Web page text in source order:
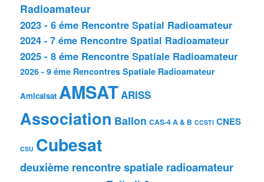
Radioamateur
2023 - 6 éme Rencontre Spatial Radioamateur
2024 - 7 éme Rencontre Spatial Radioamateur
2025 - 8 éme Rencontre Spatiale Radioamateur
2026 - 9 éme Rencontres Spatiale Radioamateur
Amicalsat AMSAT ARISS
Association Ballon CAS-4 A & B CCSTI CNES
CSU Cubesat
deuxième rencontre spatiale radioamateur